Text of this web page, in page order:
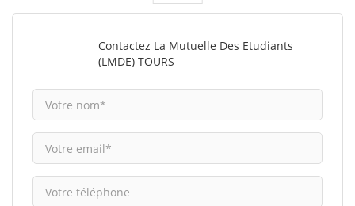
Contactez La Mutuelle Des Etudiants
(LMDE) TOURS